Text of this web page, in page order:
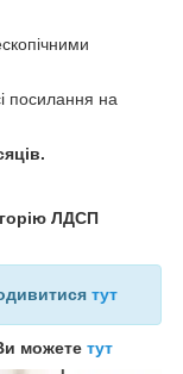
посилання на
ЛДСП
тут
можете тут